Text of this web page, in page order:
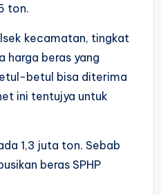
ton.
kecamatan, tingkat
harga beras yang
betul bisa diterima
ini tentujya untuk
1,3 juta ton. Sebab
beras SPHP